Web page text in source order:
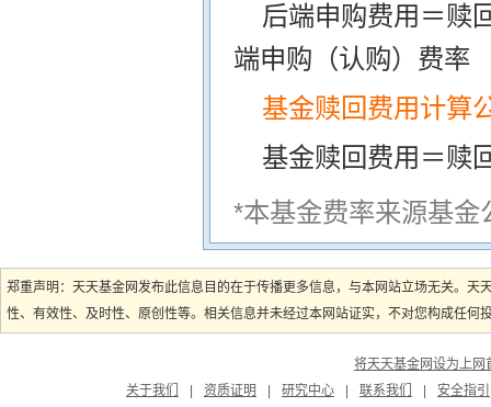
后端申购费用＝赎
端申购（认购）费率
基金赎回费用计算
基金赎回费用＝赎
*本基金费率来源基
郑重声明：天天基金网发布此信息目的在于传播更多信息，与本网站立场无关。
性、有效性、及时性、原创性等。相关信息并未经过本网站证实，不对您构成任
将天天基金网设为上网
关于我们
资质证明 研究中心 联系我们
安全指引